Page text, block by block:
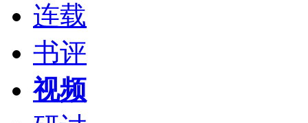
连载
书评
视频